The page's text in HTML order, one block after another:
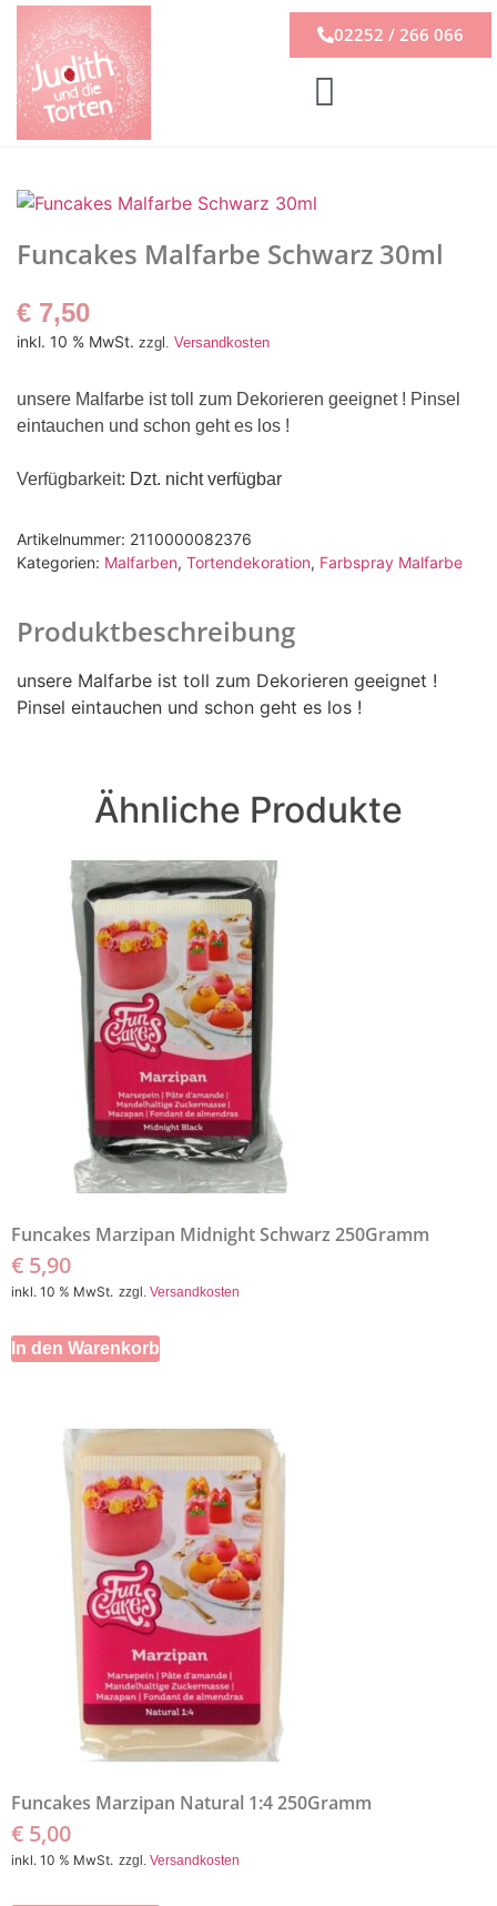
02252 / 266 066
Funcakes Malfarbe Schwarz 30ml
€ 7,50
inkl. 10 % MwSt. zzgl. Versandkosten
unsere Malfarbe ist toll zum Dekorieren geeignet ! Pinsel
eintauchen und schon geht es los !
Verfügbarkeit: Dzt. nicht verfügbar
Artikelnummer: 2110000082376
Kategorien: Malfarben, Tortendekoration, Farbspray Malfarbe
Produktbeschreibung
unsere Malfarbe ist toll zum Dekorieren geeignet !
Pinsel eintauchen und schon geht es los !
Ähnliche Produkte
Funcakes Marzipan Midnight Schwarz 250Gramm
€ 5,90
inkl. 10 % MwSt. zzgl. Versandkosten
In den Warenkorb
Funcakes Marzipan Natural 1:4 250Gramm
€ 5,00
inkl. 10 % MwSt. zzgl. Versandkosten